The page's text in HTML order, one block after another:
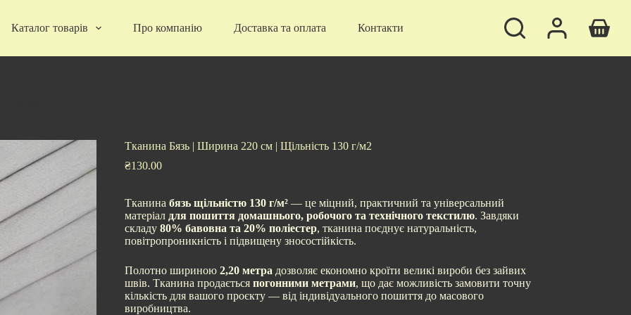
Каталог товарів Про компанію Доставка та оплата Контакти Кошик
Тканина Бязь | Ширина 220 см | Щільність 130 г/м2
₴130.00
Тканина бязь щільністю 130 г/м²— це міцний, практичний та універсальний
матеріал для пошиття домашнього, робочого та технічного текстилю. Завдяки
складу 80% бавовна та 20% поліестер, тканина поєднує натуральність,
повітропроникність і підвищену зносостійкість.
Полотно шириною 2,20 метра дозволяє економно кроїти великі вироби без зайвих
швів. Тканина продається погонними метрами, що дає можливість замовити точну
кількість для вашого проєкту — від індивідуального пошиття до масового
виробництва.